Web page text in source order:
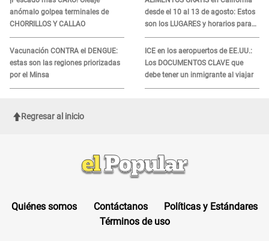
anómalo golpea terminales de
CHORRILLOS Y CALLAO
Vacunación CONTRA el DENGUE:
estas son las regiones priorizadas
por el Minsa
desde el 10 al 13 de agosto: Estos
son los LUGARES y horarios para
recibir la ayuda
ICE en los aeropuertos de EE.UU.:
Los DOCUMENTOS CLAVE que
debe tener un inmigrante al viajar
Regresar al inicio
Quiénes somos Contáctanos
Políticas y Estándares
Términos de uso